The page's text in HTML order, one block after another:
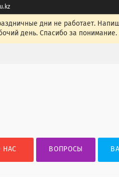
дни не работает.
день. Спасибо за
НАС ВОПРОСЫ